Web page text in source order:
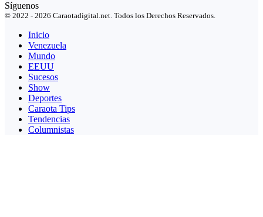
Síguenos
© 2022 - 2026 Caraotadigital.net. Todos los Derechos Reservados.
Inicio
Venezuela
Mundo
EEUU
Sucesos
Show
Deportes
Caraota Tips
Tendencias
Columnistas